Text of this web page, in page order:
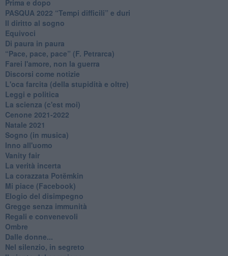
Prima e dopo
​PASQUA 2022 “Tempi difficili” e duri
Il diritto al sogno
Equivoci
Di paura in paura
​“Pace, pace, pace” (F. Petrarca)
Farei l'amore, non la guerra
Discorsi come notizie
L'oca farcita (della stupidità e oltre)
Leggi e politica
La scienza (c'est moi)
Cenone 2021-2022
Natale 2021
Sogno (in musica)
Inno all'uomo
Vanity fair
La verità incerta
La corazzata Potëmkin
Mi piace (Facebook)
Elogio del disimpegno
Gregge senza immunità
Regali e convenevoli
Ombre
Dalle donne...
Nel silenzio, in segreto